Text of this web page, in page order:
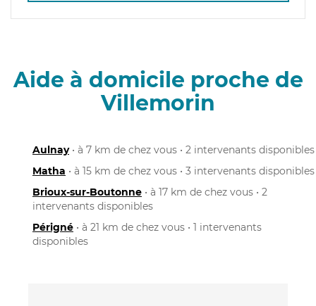
Aide à domicile proche de
Villemorin
Aulnay• à 7 km de chez vous • 2 intervenants disponibles
Matha • à 15 km de chez vous • 3 intervenants disponibles
Brioux-sur-Boutonne • à 17 km de chez vous • 2
intervenants disponibles
Périgné • à 21 km de chez vous • 1 intervenants
disponibles